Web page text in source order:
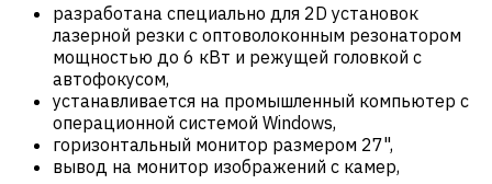
разработана специально для 2D установок
лазерной резки с оптоволоконным резонатором
мощностью до 6 кВт и режущей головкой с
автофокусом,
устанавливается на промышленный компьютер с
операционной системой Windows,
горизонтальный монитор размером 27",
вывод на монитор изображений с камер,